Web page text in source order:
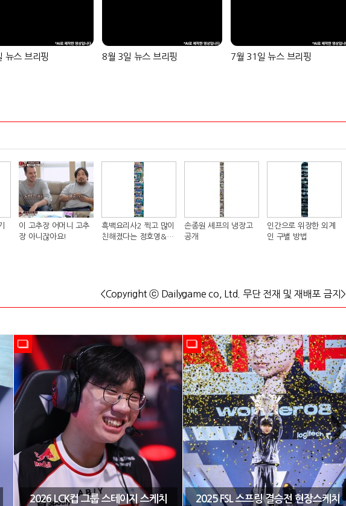
뉴스 브리핑 8월 3일 뉴스 브리핑 7월 31일 뉴스 브리핑
이 고추장 어머니 고추
장 아니잖아요!
흑백요리사2 찍고 많이
친해졌다는 정호영&샘
손종원 셰프의 냉장고
공개
인간으로 위장한 외계
인 구별 방법
<Copyright ⓒ Dailygame co, Ltd. 무단 전재 및 재배포 금지>
2026 LCK컵 그룹 스테이지 스케치 2025 FSL 스프링 결승전 현장스케치